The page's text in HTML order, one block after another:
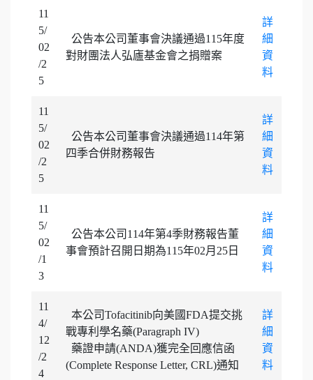
11
5/
02
/2
5
公告本公司董事會決議通過115年度
對財團法人弘廬基金會之捐贈案
詳
細
資
料
11
5/
02
/2
5
公告本公司董事會決議通過114年第
四季合併財務報告
詳
細
資
料
11
5/
02
/1
3
公告本公司114年第4季財務報告董
事會預計召開日期為115年02月25日
詳
細
資
料
11
4/
12
/2
4
本公司Tofacitinib向美國FDA提交挑
戰專利學名藥(Paragraph IV)
藥證申請(ANDA)獲完全回應信函
(Complete Response Letter, CRL)通知
詳
細
資
料